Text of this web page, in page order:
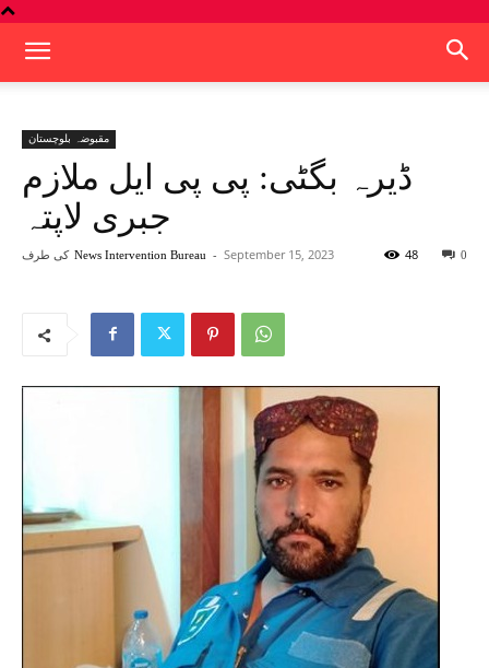
مقبوضہ بلوچستان
ڈیرہ بگٹی: پی پی ایل ملازم
جبری لاپتہ
کی طرف News Intervention Bureau - September 15, 2023 0
48